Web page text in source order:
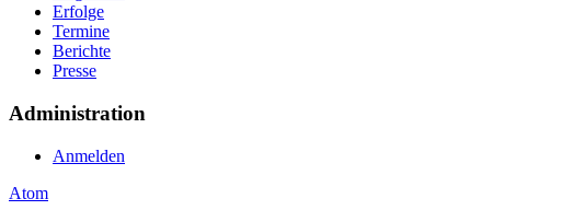
Erfolge
Termine
Berichte
Presse
Administration
Anmelden
Atom